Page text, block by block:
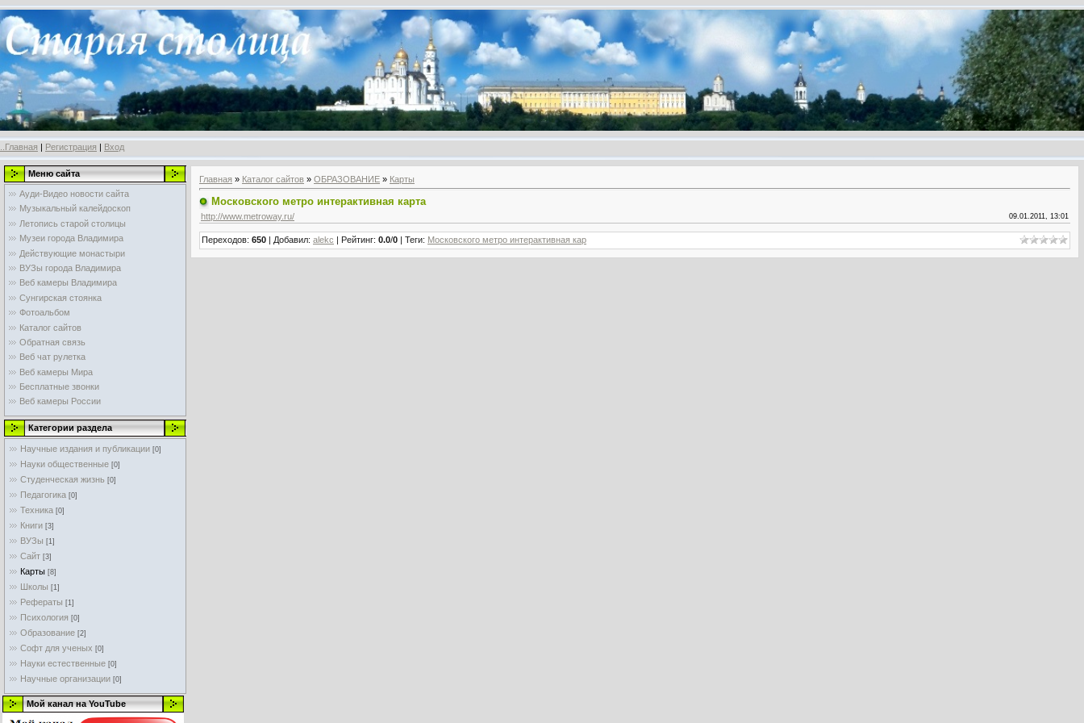
..Главная | Регистрация | Вход
Меню сайта
Ауди-Видео новости сайта
Музыкальный калейдоскоп
Летопись старой столицы
Музеи города Владимира
Действующие монастыри
ВУЗы города Владимира
Веб камеры Владимира
Сунгирская стоянка
Фотоальбом
Каталог сайтов
Обратная связь
Веб чат рулетка
Веб камеры Мира
Бесплатные звонки
Веб камеры России
Категории раздела
Научные издания и публикации [0]
Науки общественные [0]
Студенческая жизнь [0]
Педагогика [0]
Техника [0]
Книги [3]
ВУЗы [1]
Сайт [3]
Карты [8]
Школы [1]
Рефераты [1]
Психология [0]
Образование [2]
Софт для ученых [0]
Науки естественные [0]
Научные организации [0]
Мой канал на YouTube
Главная » Каталог сайтов » ОБРАЗОВАНИЕ » Карты
Московского метро интерактивная карта
http://www.metroway.ru/ 09.01.2011, 13:01
Переходов: 650 | Добавил: alekc | Рейтинг: 0.0/0 | Теги: Московского метро интерактивная кар